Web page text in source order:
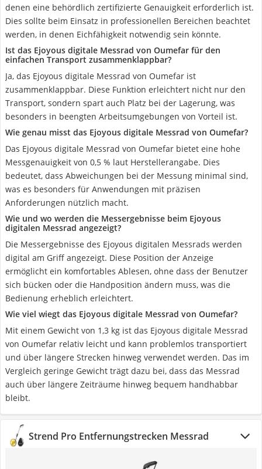
denen eine behördlich zertifizierte Genauigkeit erforderlich ist.
Dies sollte beim Einsatz in professionellen Bereichen beachtet
werden, in denen Eichfähigkeit notwendig sein könnte.
Ist das Ejoyous digitale Messrad von Oumefar für den
einfachen Transport zusammenklappbar?
Ja, das Ejoyous digitale Messrad von Oumefar ist
zusammenklappbar. Diese Funktion erleichtert nicht nur den
Transport, sondern spart auch Platz bei der Lagerung, was
besonders in beengten Arbeitsumgebungen von Vorteil ist.
Wie genau misst das Ejoyous digitale Messrad von Oumefar?
Das Ejoyous digitale Messrad von Oumefar bietet eine hohe
Messgenauigkeit von 0,5 % laut Herstellerangabe. Dies
bedeutet, dass Abweichungen bei der Messung minimal sind,
was es besonders für Anwendungen mit präzisen
Anforderungen nützlich macht.
Wie und wo werden die Messergebnisse beim Ejoyous
digitalen Messrad angezeigt?
Die Messergebnisse des Ejoyous digitalen Messrads werden
digital am Griff angezeigt. Diese Position der Anzeige
ermöglicht ein komfortables Ablesen, ohne dass der Benutzer
sich bücken oder die Handposition ändern muss, was die
Bedienung erheblich erleichtert.
Wie viel wiegt das Ejoyous digitale Messrad von Oumefar?
Mit einem Gewicht von 1,3 kg ist das Ejoyous digitale Messrad
von Oumefar relativ leicht und kann problemlos transportiert
und über längere Strecken hinweg verwendet werden. Das im
Vergleich geringe Gewicht trägt dazu bei, dass das Messrad
auch über längere Zeiträume hinweg bequem handhabbar
bleibt.
Strend Pro Entfernungstrecken Messrad